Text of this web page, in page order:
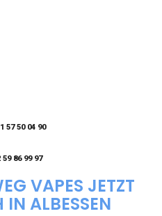
50 04 90
86 99 97
VAPES JETZT
IN ALBESSEN